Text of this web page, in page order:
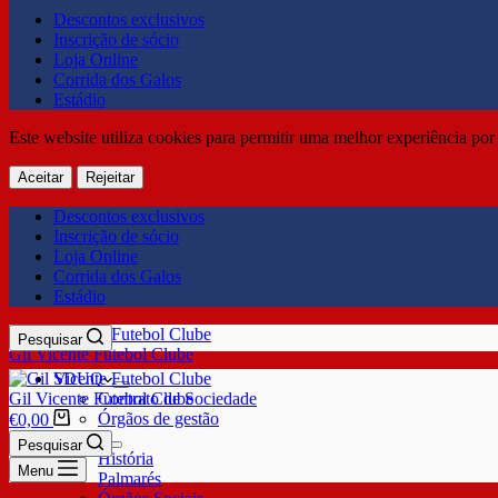
Descontos exclusivos
Inscrição de sócio
Loja Online
Corrida dos Galos
Estádio
Este website utiliza cookies para permitir uma melhor experiência
Aceitar Rejeitar
Descontos exclusivos
Inscrição de sócio
Loja Online
Corrida dos Galos
Estádio
Gil Vicente Futebol Clube
Pesquisar
SDUQ
Contrato de Sociedade
Órgãos de gestão
Clube
História
Palmarés
Gil Vicente Futebol Clube
€0,00
Pesquisar
Menu